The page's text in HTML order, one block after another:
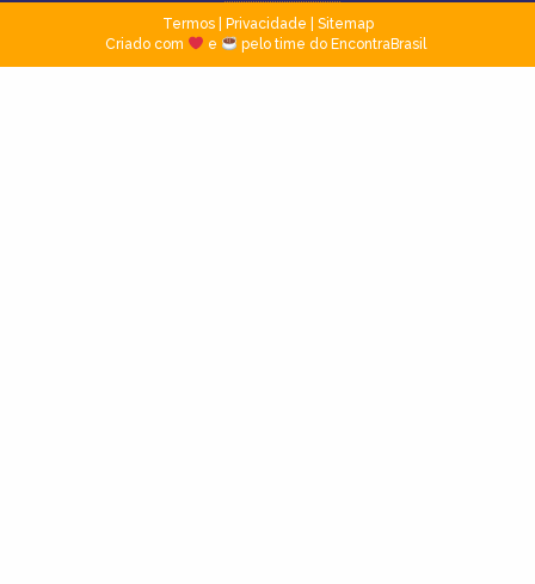
Termos| Privacidade
Sitemap
Criado com
e pelo time do EncontraBrasil